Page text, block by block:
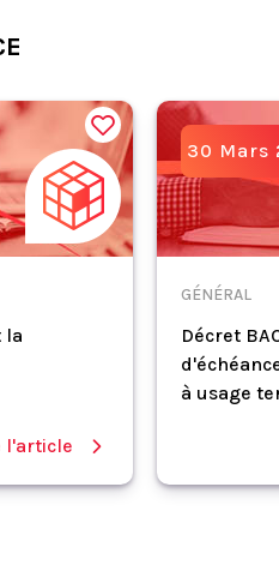
la
l'article
30 Mars
GÉNÉRAL
Décret
à usage